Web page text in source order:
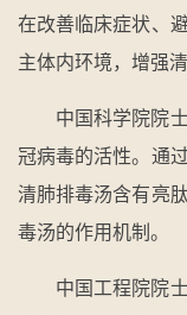
在改善临床症状、
主体内环境，增强
中国科学院院
冠病毒的活性。通
清肺排毒汤含有亮
毒汤的作用机制。
中国工程院院